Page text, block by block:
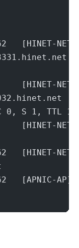
[HINET-
[HINET-NET]
0, S 1, TTL 1]
NET]
[HINET-
[APNIC-AP]